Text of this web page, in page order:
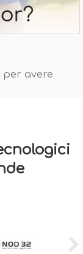
per avere